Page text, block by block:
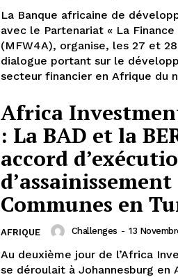
La Banque africaine de
avec le Partenariat « La
(MFW4A), organise, les 27 et
dialogue portant sur le
secteur financier en Afrique du
Africa
: La BAD et la
accord
d’assainissement
Communes en
AFRIQUE Challenges - 13
Au deuxième jour de l’Africa
se déroulait à Johannesburg en